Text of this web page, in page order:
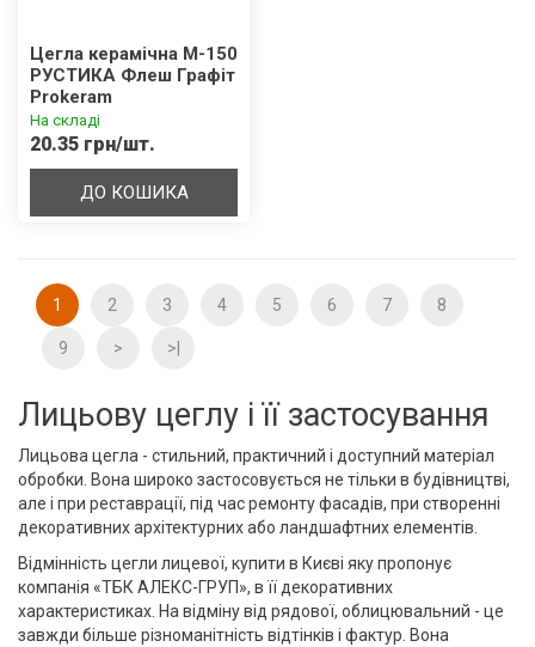
Лицьову цеглу і її застосування
Лицьова цегла - стильний, практичний і доступний матеріал
обробки. Вона широко застосовується не тільки в будівництві,
але і при реставрації, під час ремонту фасадів, при створенні
декоративних архітектурних або ландшафтних елементів.
Відмінність цегли лицевої, купити в Києві яку пропонує
компанія «ТБК АЛЕКС-ГРУП», в її декоративних
характеристиках. На відміну від рядової, облицювальний - це
завжди більше різноманітність відтінків і фактур. Вона
Цегла керамічна М-150
РУСТИКА Флеш Графіт
Prokeram
На складі
20.35 грн/шт.
ДО КОШИКА
1 2 3 4 5 6 7 8
9 > >|